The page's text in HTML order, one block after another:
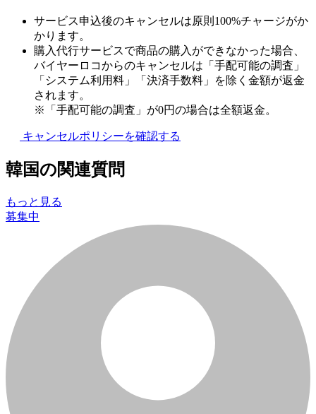
サービス申込後のキャンセルは原則100%チャージがか
かります。
購入代行サービスで商品の購入ができなかった場合、
バイヤーロコからのキャンセルは「手配可能の調査」
「システム利用料」「決済手数料」を除く金額が返金
されます。
※「手配可能の調査」が0円の場合は全額返金。
キャンセルポリシーを確認する
韓国の関連質問
もっと見る
募集中